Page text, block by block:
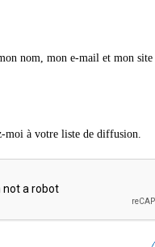
nom, mon e-mail et mon
moi à votre liste de diffusion.